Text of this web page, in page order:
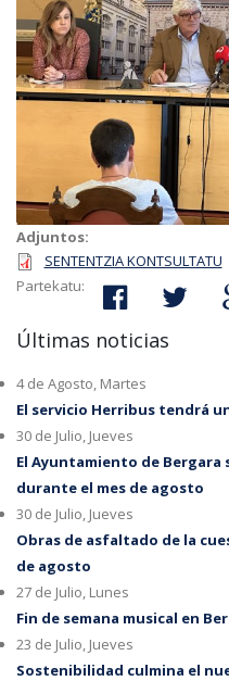
Adjuntos:
SENTENTZIA KONTSULTATU
Partekatu:
Últimas noticias
4 de Agosto, Martes
El servicio Herribus tendrá
30 de Julio, Jueves
El Ayuntamiento de Bergara
durante el mes de agosto
30 de Julio, Jueves
Obras de asfaltado de la
de agosto
27 de Julio, Lunes
Fin de semana musical en
23 de Julio, Jueves
Sostenibilidad culmina el